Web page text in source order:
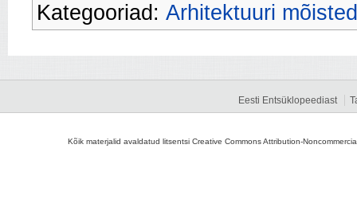
Kategooriad: Arhitektuuri mõisted
Eesti Entsüklopeediast
Kõik materjalid avaldatud litsentsi Creative Commons Attribution-